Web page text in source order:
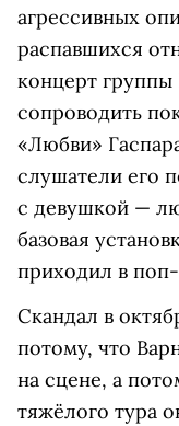
агрессивных
распавшихся
концерт
сопроводить
«Любви»
слушатели его
с девушкой —
базовая
приходил в
Скандал в
потому, что
на сцене, а
тяжёлого тура